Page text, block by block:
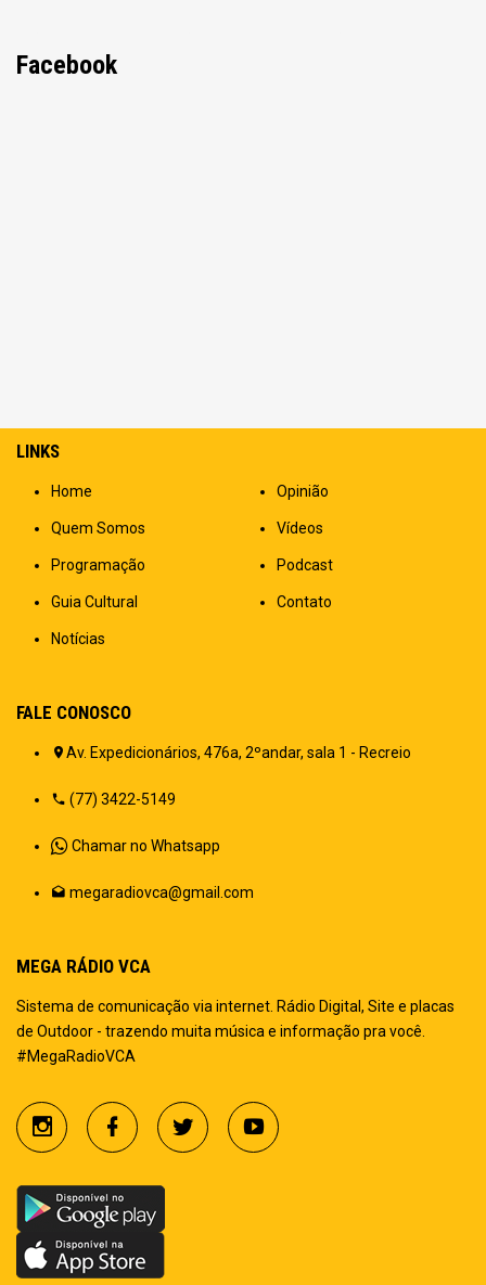
Facebook
LINKS
Home
Quem Somos
Programação
Guia Cultural
Notícias
Opinião
Vídeos
Podcast
Contato
FALE CONOSCO
Av. Expedicionários, 476a, 2ºandar, sala 1 - Recreio
(77) 3422-5149
Chamar no Whatsapp
megaradiovca@gmail.com
MEGA RÁDIO VCA
Sistema de comunicação via internet. Rádio Digital, Site e placas
de Outdoor - trazendo muita música e informação pra você.
#MegaRadioVCA